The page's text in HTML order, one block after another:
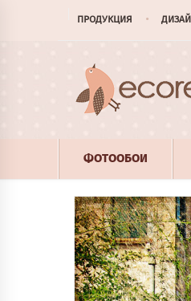
ПРОДУКЦИЯ
ФОТООБОИ